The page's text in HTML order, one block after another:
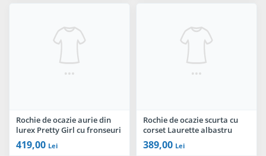
Rochie de ocazie aurie din
lurex Pretty Girl cu fronseuri
419,00 Lei
Rochie de ocazie scurta cu
corset Laurette albastru
royal
389,00 Lei